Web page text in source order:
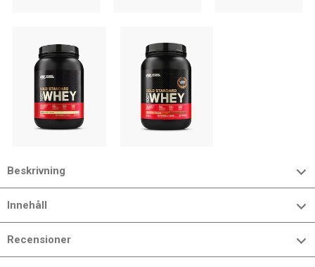
Beskrivning
Innehåll
Recensioner